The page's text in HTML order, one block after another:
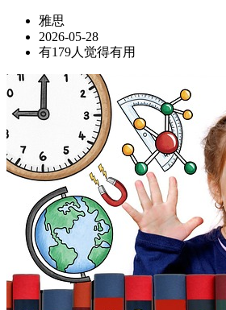
雅思
2026-05-28
有179人觉得有用